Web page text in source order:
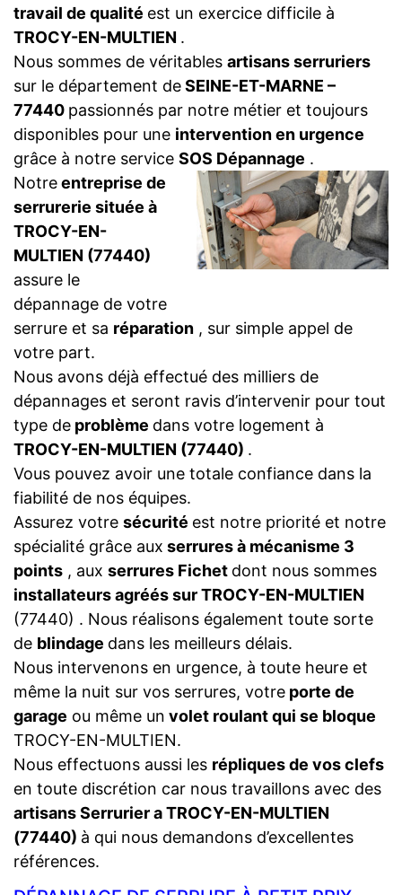
travail de qualité est un exercice difficile à
TROCY-EN-MULTIEN .
Nous sommes de véritables artisans serruriers
sur le département deSEINE-ET-MARNE –
77440 passionnés par notre métier et toujours
disponibles pour une intervention en urgence
grâce à notre service SOS Dépannage .
Notreentreprise de
serrurerie située à
TROCY-EN-
MULTIEN (77440)
assure le
dépannage de votre
serrure et sa réparation , sur simple appel de
votre part.
Nous avons déjà effectué des milliers de
dépannages et seront ravis d’intervenir pour tout
type de problème dans votre logement à
TROCY-EN-MULTIEN (77440) .
Vous pouvez avoir une totale confiance dans la
fiabilité de nos équipes.
Assurez votre sécurité est notre priorité et notre
spécialité grâce aux serrures à mécanisme 3
points , aux serrures Fichet dont nous sommes
installateurs agréés sur TROCY-EN-MULTIEN
(77440) . Nous réalisons également toute sorte
de blindage dans les meilleurs délais.
Nous intervenons en urgence, à toute heure et
même la nuit sur vos serrures, votre porte de
garage ou même un volet roulant qui se bloque
TROCY-EN-MULTIEN.
Nous effectuons aussi les répliques de vos clefs
en toute discrétion car nous travaillons avec des
artisans Serrurier a TROCY-EN-MULTIEN
(77440) à qui nous demandons d’excellentes
références.